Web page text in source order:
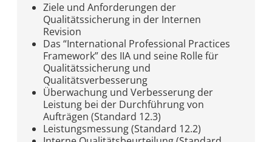
Ziele und Anforderungen der
Qualitätssicherung in der Internen
Revision
Das “International Professional Practices
Framework” des IIA und seine Rolle für
Qualitätssicherung und
Qualitätsverbesserung
Überwachung und Verbesserung der
Leistung bei der Durchführung von
Aufträgen (Standard 12.3)
Leistungsmessung (Standard 12.2)